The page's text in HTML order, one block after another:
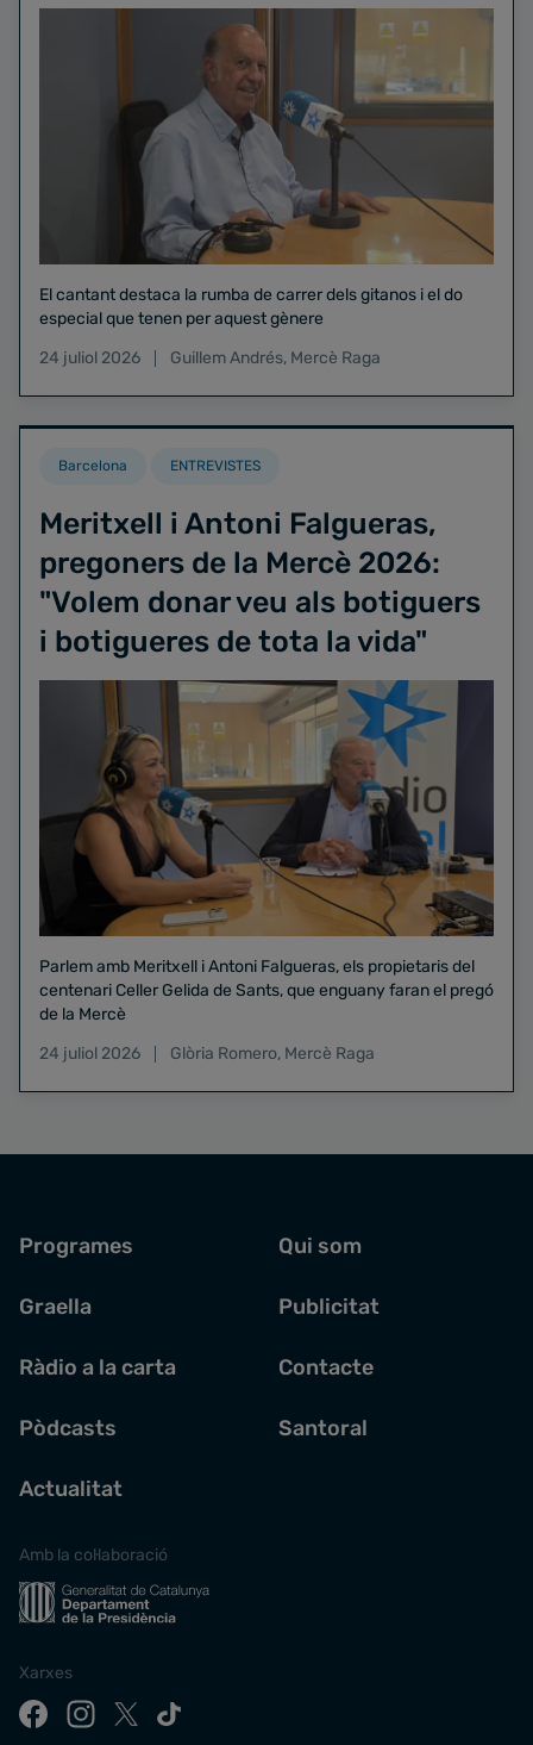
El cantant destaca la rumba de carrer dels gitanos i el do
especial que tenen per aquest gènere
24 juliol 2026
Guillem Andrés, Mercè Raga
Barcelona ENTREVISTES
Meritxell i Antoni Falgueras,
pregoners de la Mercè 2026:
"Volem donar veu als botiguers
i botigueres de tota la vida"
Parlem amb Meritxell i Antoni Falgueras, els propietaris del
centenari Celler Gelida de Sants, que enguany faran el pregó
de la Mercè
24 juliol 2026
Glòria Romero, Mercè Raga
Programes
Graella
Ràdio a la carta
Pòdcasts
Actualitat
Qui som
Publicitat
Contacte
Santoral
Amb la col·laboració
Xarxes